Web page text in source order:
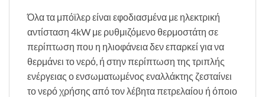
Όλα τα μπόϊλερ είναι εφοδιασμένα με ηλεκτρική
αντίσταση 4kW με ρυθμιζόμενο θερμοστάτη σε
περίπτωση που η ηλιοφάνεια δεν επαρκεί για να
θερμάνει το νερό, ή στην περίπτωση της τριπλής
ενέργειας ο ενσωματωμένος εναλλάκτης ζεσταίνει
το νερό χρήσης από τον λέβητα πετρελαίου ή όποιο